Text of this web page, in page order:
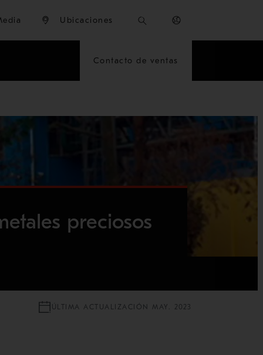
Ubicaciones
Contacto de ventas
preciosos
ÚLTIMA ACTUALIZACIÓN MAY. 2023